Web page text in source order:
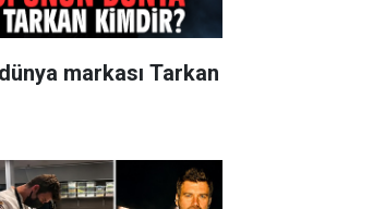
markası Tarkan